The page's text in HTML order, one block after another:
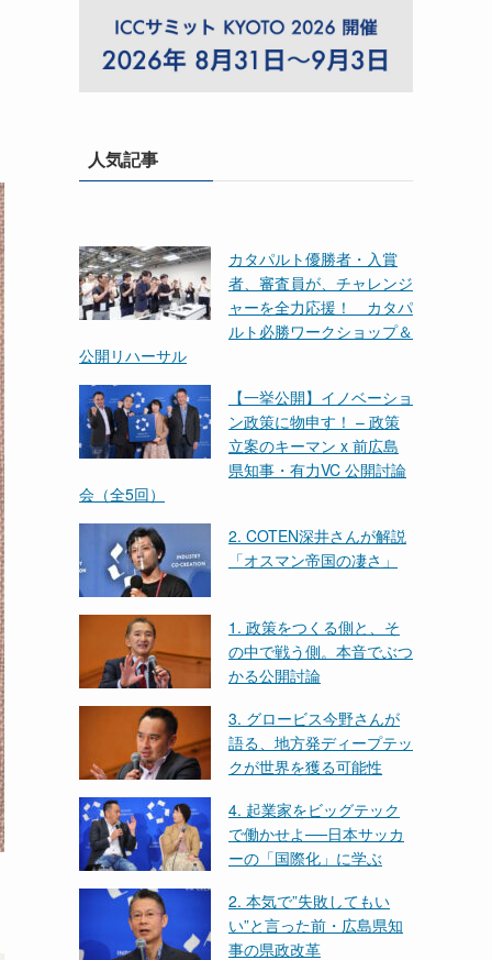
人気記事
カタパルト優勝者・入賞
者、審査員が、チャレンジ
ャーを全力応援！ カタパ
ルト必勝ワークショップ＆
公開リハーサル
【一挙公開】イノベーショ
ン政策に物申す！ – 政策
立案のキーマン x 前広島
県知事・有力VC 公開討論
会（全5回）
2. COTEN深井さんが解説
「オスマン帝国の凄さ」
1. 政策をつくる側と、そ
の中で戦う側。本音でぶつ
かる公開討論
3. グロービス今野さんが
語る、地方発ディープテッ
クが世界を獲る可能性
4. 起業家をビッグテック
で働かせよ──日本サッカ
ーの「国際化」に学ぶ
2. 本気で”失敗してもい
い”と言った前・広島県知
事の県政改革